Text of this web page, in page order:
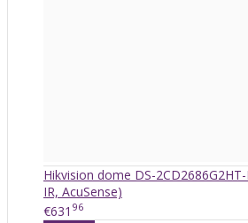
Hikvision dome DS-
IR, AcuSense)
€631 96